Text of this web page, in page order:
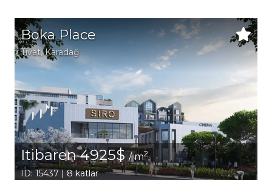
Boka Place
Tivat, Karadağ
Itibaren 4925$/ m2
ID: 15437 | 8 katlar